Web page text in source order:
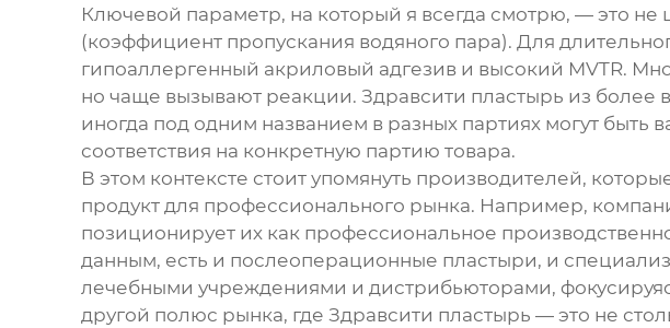
Ключевой параметр, на который я всегда смотрю, — это не
(коэффициент пропускания водяного пара). Для
гипоаллергенный акриловый адгезив и высокий MVTR.
но чаще вызывают реакции. Здравсити пластырь из более
иногда под одним названием в разных партиях могут
соответствия на конкретную партию товара.
В этом контексте стоит упомянуть производителей,
продукт для профессионального рынка. Например,
позиционирует их как профессиональное
данным, есть и послеоперационные пластыри, и
лечебными учреждениями и дистрибьюторами,
другой полюс рынка, где Здравсити пластырь — это не